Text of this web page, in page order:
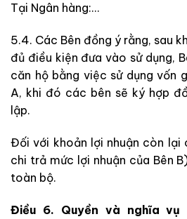
Tại Ngân hàng:…
5.4. Các Bên đồng ý rằng, sau
đủ điều kiện đưa vào sử dụng,
căn hộ bằng việc sử dụng vốn
A, khi đó các bên sẽ ký hợp
lập.
Đối với khoản lợi nhuận còn lại
chi trả mức lợi nhuận của Bên
toàn bộ.
Điều 6. Quyền và nghĩa vụ